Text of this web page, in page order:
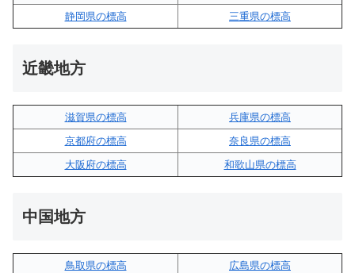
静岡県の標高
三重県の標高
近畿地方
滋賀県の標高
兵庫県の標高
京都府の標高
奈良県の標高
大阪府の標高
和歌山県の標高
中国地方
鳥取県の標高
広島県の標高